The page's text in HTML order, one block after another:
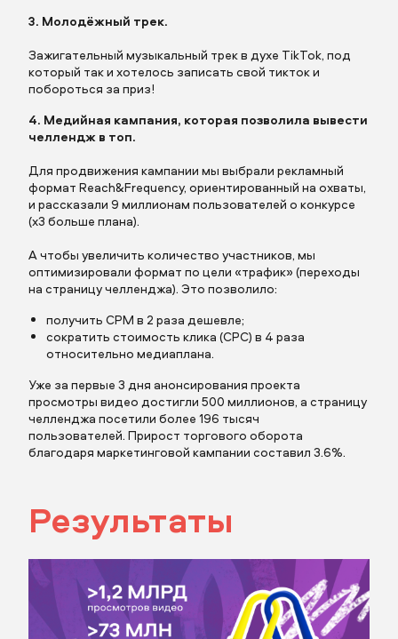
3. Молодёжный трек.
Зажигательный музыкальный трек в духе TikTok, под
который так и хотелось записать свой тикток и
побороться за приз!
4. Медийная кампания, которая позволила вывести
челлендж в топ.
Для продвижения кампании мы выбрали рекламный
формат Reach&Frequency, ориентированный на охваты,
и рассказали 9 миллионам пользователей о конкурсе
(х3 больше плана).
А чтобы увеличить количество участников, мы
оптимизировали формат по цели «трафик» (переходы
на страницу челленджа). Это позволило:
получить CPM в 2 раза дешевле;
сократить стоимость клика (CPC) в 4 раза
относительно медиаплана.
Уже за первые 3 дня анонсирования проекта
просмотры видео достигли 500 миллионов, а страницу
челленджа посетили более 196 тысяч
пользователей. Прирост торгового оборота
благодаря маркетинговой кампании составил 3.6%.
Результаты
отправить заявку